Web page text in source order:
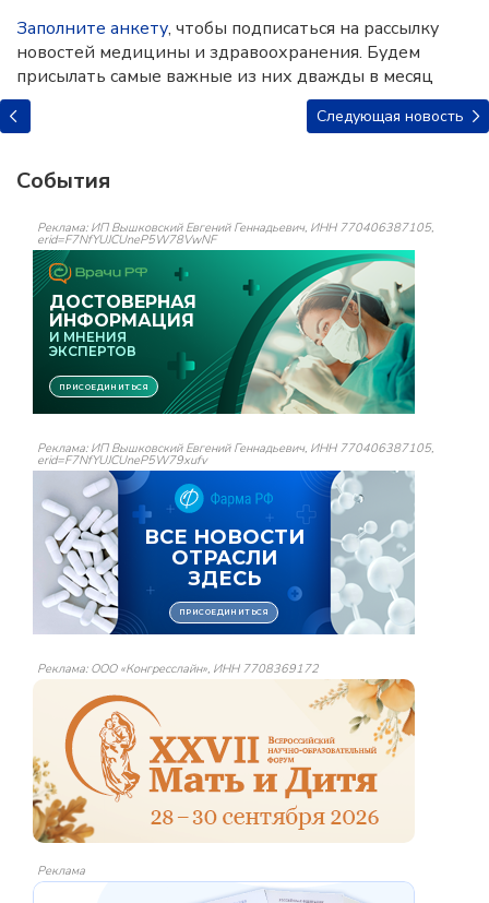
Заполните анкету, чтобы подписаться на рассылку
новостей медицины и здравоохранения. Будем
присылать самые важные из них дважды в месяц
Следующая новость
События
Реклама: ИП Вышковский Евгений Геннадьевич, ИНН 770406387105,
erid=F7NfYUJCUneP5W78VwNF
Реклама: ИП Вышковский Евгений Геннадьевич, ИНН 770406387105,
erid=F7NfYUJCUneP5W79xufv
Реклама: ООО «Конгресслайн», ИНН 7708369172
Реклама